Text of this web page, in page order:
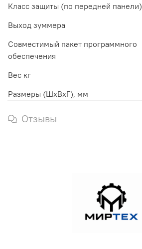
Класс защиты (по передней панели)
Выход зуммера
Совместимый пакет программного
обеспечения
Вес кг
Размеры (ШхВхГ), мм
Отзывы